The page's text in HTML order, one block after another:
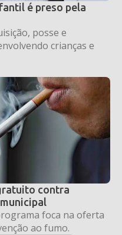
é preso pela
posse e
crianças e
contra
foca na oferta
ao fumo.